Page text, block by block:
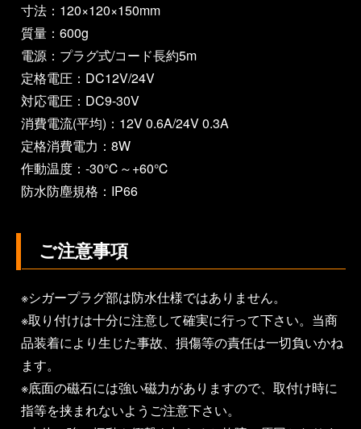
寸法：120×120×150mm
質量：600g
電源：プラグ式/コード長約5m
定格電圧：DC12V/24V
対応電圧：DC9-30V
消費電流(平均)：12V 0.6A/24V 0.3A
定格消費電力：8W
作動温度：-30℃～+60℃
防水防塵規格：IP66
ご注意事項
※シガープラグ部は防水仕様ではありません。
※取り付けは十分に注意して確実に行って下さい。当商
品装着により生じた事故、損傷等の責任は一切負いかね
ます。
※底面の磁石には強い磁力がありますので、取付け時に
指等を挟まれないようご注意下さい。